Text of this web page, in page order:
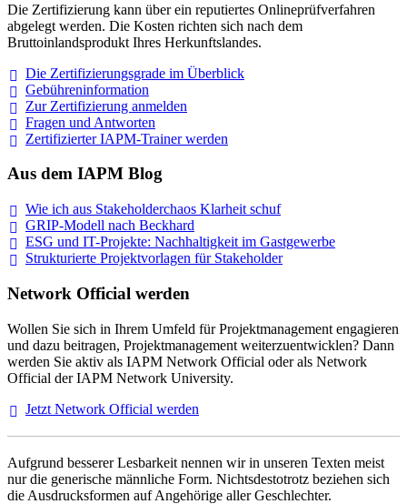
Die Zertifizierung kann über ein reputiertes Onlineprüfverfahren
abgelegt werden. Die Kosten richten sich nach dem
Bruttoinlandsprodukt Ihres Herkunftslandes.
Die Zertifizierungsgrade im Überblick
Gebühreninformation
Zur Zertifizierung anmelden
Fragen und Antworten
Zertifizierter IAPM-Trainerwerden
Aus dem IAPM Blog
Wie ich aus Stakeholderchaos Klarheit schuf
GRIP-Modell nach Beckhard
ESG und IT-Projekte: Nachhaltigkeit im Gastgewerbe
Strukturierte Projektvorlagen für Stakeholder
Network Official werden
Wollen Sie sich in Ihrem Umfeld für Projektmanagement engagieren
und dazu beitragen, Projektmanagement weiterzuentwicklen? Dann
werden Sie aktiv als IAPM Network Official oder als Network
Official der IAPM Network University.
Jetzt Network Official werden
Aufgrund besserer Lesbarkeit nennen wir in unseren Texten meist
nur die generische männliche Form. Nichtsdestotrotz beziehen sich
die Ausdrucksformen auf Angehörige aller Geschlechter.